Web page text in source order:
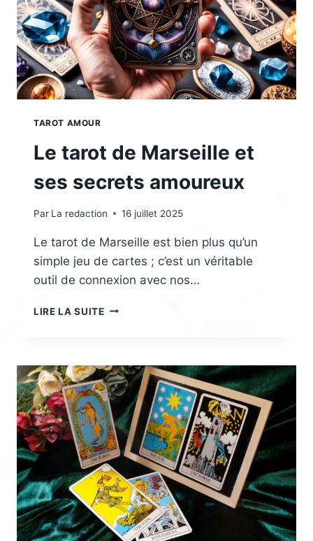
TAROT AMOUR
Le tarot de Marseille et
ses secrets amoureux
Par La redaction 16 juillet 2025
Le tarot de Marseille est bien plus qu’un
simple jeu de cartes ; c’est un véritable
outil de connexion avec nos…
LIRE LA SUITELE
ET
SES
SECRETS
AMOUREUX